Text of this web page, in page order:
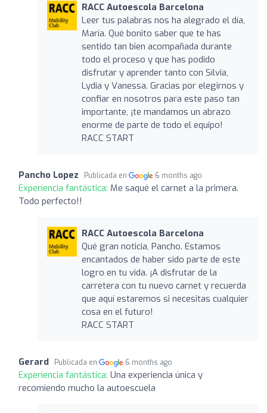
RACC Autoescola Barcelona
Leer tus palabras nos ha alegrado el día,
María. Qué bonito saber que te has
sentido tan bien acompañada durante
todo el proceso y que has podido
disfrutar y aprender tanto con Sílvia,
Lydia y Vanessa. Gracias por elegirnos y
confiar en nosotros para este paso tan
importante, ¡te mandamos un abrazo
enorme de parte de todo el equipo!
RACC START
Pancho Lopez Publicada en 6 months ago
Experiencia fantástica: Me saqué el carnet a la primera.
Todo perfecto!!
RACC Autoescola Barcelona
Qué gran noticia, Pancho. Estamos
encantados de haber sido parte de este
logro en tu vida. ¡A disfrutar de la
carretera con tu nuevo carnet y recuerda
que aquí estaremos si necesitas cualquier
cosa en el futuro!
RACC START
Gerard Publicada en 6 months ago
Experiencia fantástica: Una experiencia única y
recomiendo mucho la autoescuela